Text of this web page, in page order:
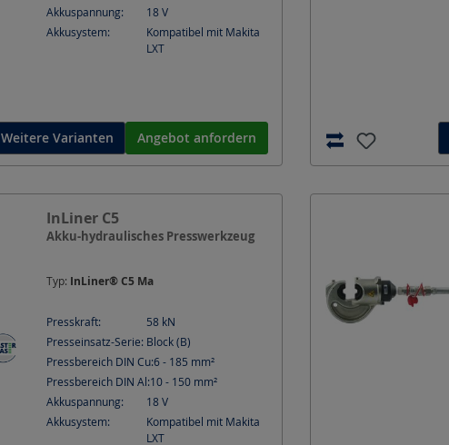
Akkuspannung:
18V
Akkusystem:
Kompatibel mit Makita
LXT
Weitere Varianten Angebot anfordern
InLiner C5
Akku-hydraulisches Presswerkzeug
Typ: InLiner® C5 Ma
Presskraft: 58 kN
Presseinsatz-Serie: Block (B)
Pressbereich DIN Cu:6 - 185 mm²
Pressbereich DIN Al:10 - 150 mm²
Akkuspannung:
18V
Akkusystem:
Kompatibel mit Makita
LXT